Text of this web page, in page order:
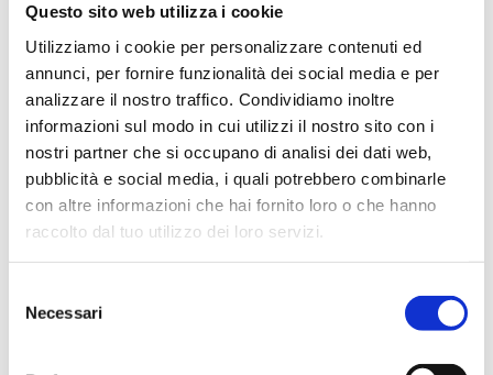
Questo sito web utilizza i cookie
Utilizziamo i cookie per personalizzare contenuti ed
annunci, per fornire funzionalità dei social media e per
analizzare il nostro traffico. Condividiamo inoltre
informazioni sul modo in cui utilizzi il nostro sito con i
nostri partner che si occupano di analisi dei dati web,
pubblicità e social media, i quali potrebbero combinarle
con altre informazioni che hai fornito loro o che hanno
raccolto dal tuo utilizzo dei loro servizi.
delNecessari
MCE Milan | Pad 4 - Stand D33 E34
#EVENT
22/01/2024